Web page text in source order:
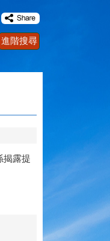
進階搜尋
揭露提